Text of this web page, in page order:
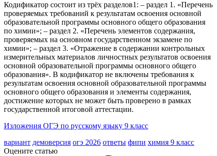
Кодификатор состоит из трёх разделов1: – раздел 1. «Перечень
проверяемых требований к результатам освоения основной
образовательной программы основного общего образования
по химии»; – раздел 2. «Перечень элементов содержания,
проверяемых на основном государственном экзамене по
химии»; – раздел 3. «Отражение в содержании контрольных
измерительных материалов личностных результатов освоения
основной образовательной программы основного общего
образования». В кодификатор не включены требования к
результатам освоения основной образовательной программы
основного общего образования и элементы содержания,
достижение которых не может быть проверено в рамках
государственной итоговой аттестации.
Изложения ОГЭ по русскому языку 9 класс
вариант демоверсия огэ 2026 ответы фипи химия 9 класс
Оцените статью